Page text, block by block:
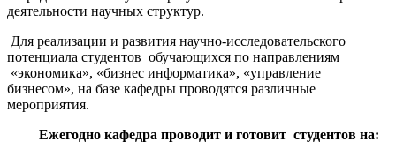
деятельности научных структур.
Для реализации и развития научно-исследовательского
потенциала студентов обучающихся по направлениям
«экономика», «бизнес информатика», «управление
бизнесом», на базе кафедры проводятся различные
мероприятия.
Ежегодно кафедра проводит и готовит студентов на: